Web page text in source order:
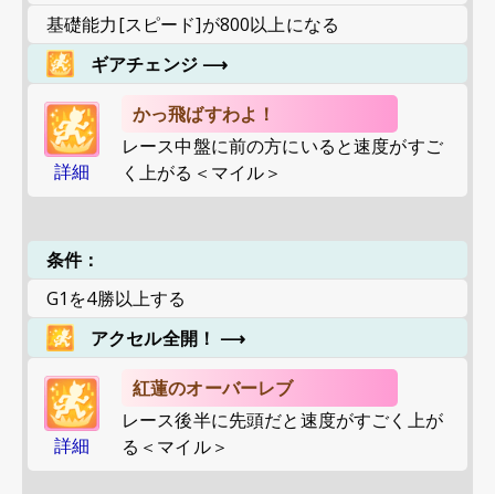
基礎能力[スピード]が800以上になる
ギアチェンジ ⟶
詳細
かっ飛ばすわよ！
レース中盤に前の方にいると速度がすご
く上がる＜マイル＞
条件：
G1を4勝以上する
アクセル全開！ ⟶
詳細
紅蓮のオーバーレブ
レース後半に先頭だと速度がすごく上が
る＜マイル＞